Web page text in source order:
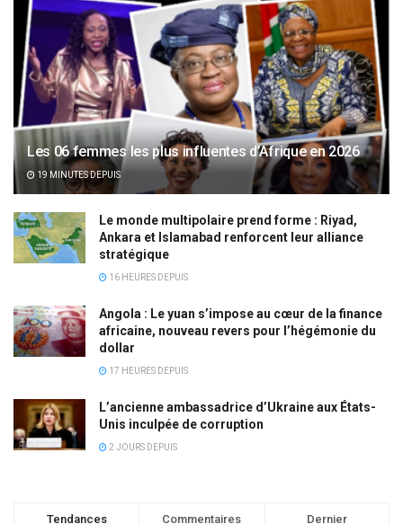
Les 06 femmes les plus influentes d’Afrique en 2026
19 MINUTES DEPUIS
Le monde multipolaire prend forme : Riyad,
Ankara et Islamabad renforcent leur alliance
stratégique
16 HEURES DEPUIS
Angola : Le yuan s’impose au cœur de la finance
africaine, nouveau revers pour l’hégémonie du
dollar
17 HEURES DEPUIS
L’ancienne ambassadrice d’Ukraine aux États-
Unis inculpée de corruption
2 JOURS DEPUIS
Tendances Commentaires Dernier